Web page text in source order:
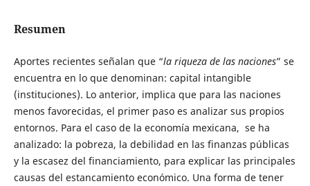
Resumen
Aportes recientes señalan que “la riqueza de las naciones” se
encuentra en lo que denominan: capital intangible
(instituciones). Lo anterior, implica que para las naciones
menos favorecidas, el primer paso es analizar sus propios
entornos. Para el caso de la economía mexicana, se ha
analizado: la pobreza, la debilidad en las finanzas públicas
y la escasez del financiamiento, para explicar las principales
causas del estancamiento económico. Una forma de tener